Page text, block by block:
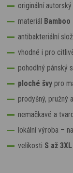
originální
materiál Bamboo
antibakteriální
vhodné i pro
pohodlný pánský
ploché švy pro
prodyšný, pružný
nemačkavé a
lokální výroba –
velikosti S až 3XL